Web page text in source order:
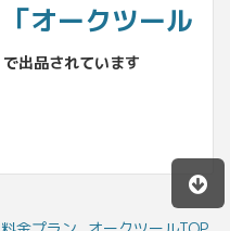
「オークツール
で出品されています